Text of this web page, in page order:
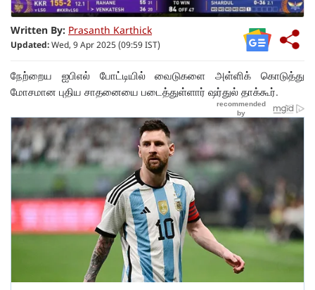
Written By: Prasanth Karthick
Updated: Wed, 9 Apr 2025 (09:59 IST)
நேற்றைய ஐபிஎல் போட்டியில் வைடுகளை அள்ளிக் கொடுத்து
மோசமான புதிய சாதனையை படைத்துள்ளார் ஷர்துல் தாக்கூர்.